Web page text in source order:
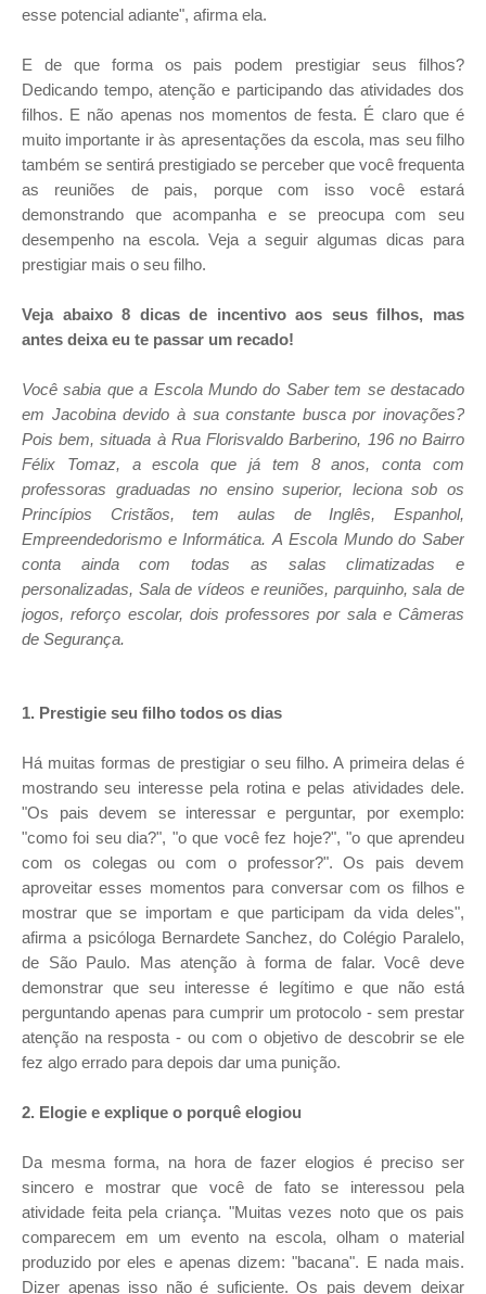
esse potencial adiante", afirma ela.
E de que forma os pais podem prestigiar seus filhos?
Dedicando tempo, atenção e participando das atividades dos
filhos. E não apenas nos momentos de festa. É claro que é
muito importante ir às apresentações da escola, mas seu filho
também se sentirá prestigiado se perceber que você frequenta
as reuniões de pais, porque com isso você estará
demonstrando que acompanha e se preocupa com seu
desempenho na escola. Veja a seguir algumas dicas para
prestigiar mais o seu filho.
Veja abaixo 8 dicas de incentivo aos seus filhos, mas
antes deixa eu te passar um recado!
Você sabia que a Escola Mundo do Saber tem se destacado
em Jacobina devido à sua constante busca por inovações?
Pois bem, situada à Rua Florisvaldo Barberino, 196 no Bairro
Félix Tomaz, a escola que já tem 8 anos, conta com
professoras graduadas no ensino superior, leciona sob os
Princípios Cristãos, tem aulas de Inglês, Espanhol,
Empreendedorismo e Informática.A Escola Mundo do Saber
conta ainda com todas as salas climatizadas e
personalizadas, Sala de vídeos e reuniões, parquinho, sala de
jogos, reforço escolar, dois professores por sala e Câmeras
de Segurança.
1. Prestigie seu filho todos os dias
Há muitas formas de prestigiar o seu filho. A primeira delas é
mostrando seu interesse pela rotina e pelas atividades dele.
"Os pais devem se interessar e perguntar, por exemplo:
"como foi seu dia?", "o que você fez hoje?", "o que aprendeu
com os colegas ou com o professor?". Os pais devem
aproveitar esses momentos para conversar com os filhos e
mostrar que se importam e que participam da vida deles",
afirma a psicóloga Bernardete Sanchez, do Colégio Paralelo,
de São Paulo. Mas atenção à forma de falar. Você deve
demonstrar que seu interesse é legítimo e que não está
perguntando apenas para cumprir um protocolo - sem prestar
atenção na resposta - ou com o objetivo de descobrir se ele
fez algo errado para depois dar uma punição.
2. Elogie e explique o porquê elogiou
Da mesma forma, na hora de fazer elogios é preciso ser
sincero e mostrar que você de fato se interessou pela
atividade feita pela criança. "Muitas vezes noto que os pais
comparecem em um evento na escola, olham o material
produzido por eles e apenas dizem: "bacana". E nada mais.
Dizer apenas isso não é suficiente. Os pais devem deixar